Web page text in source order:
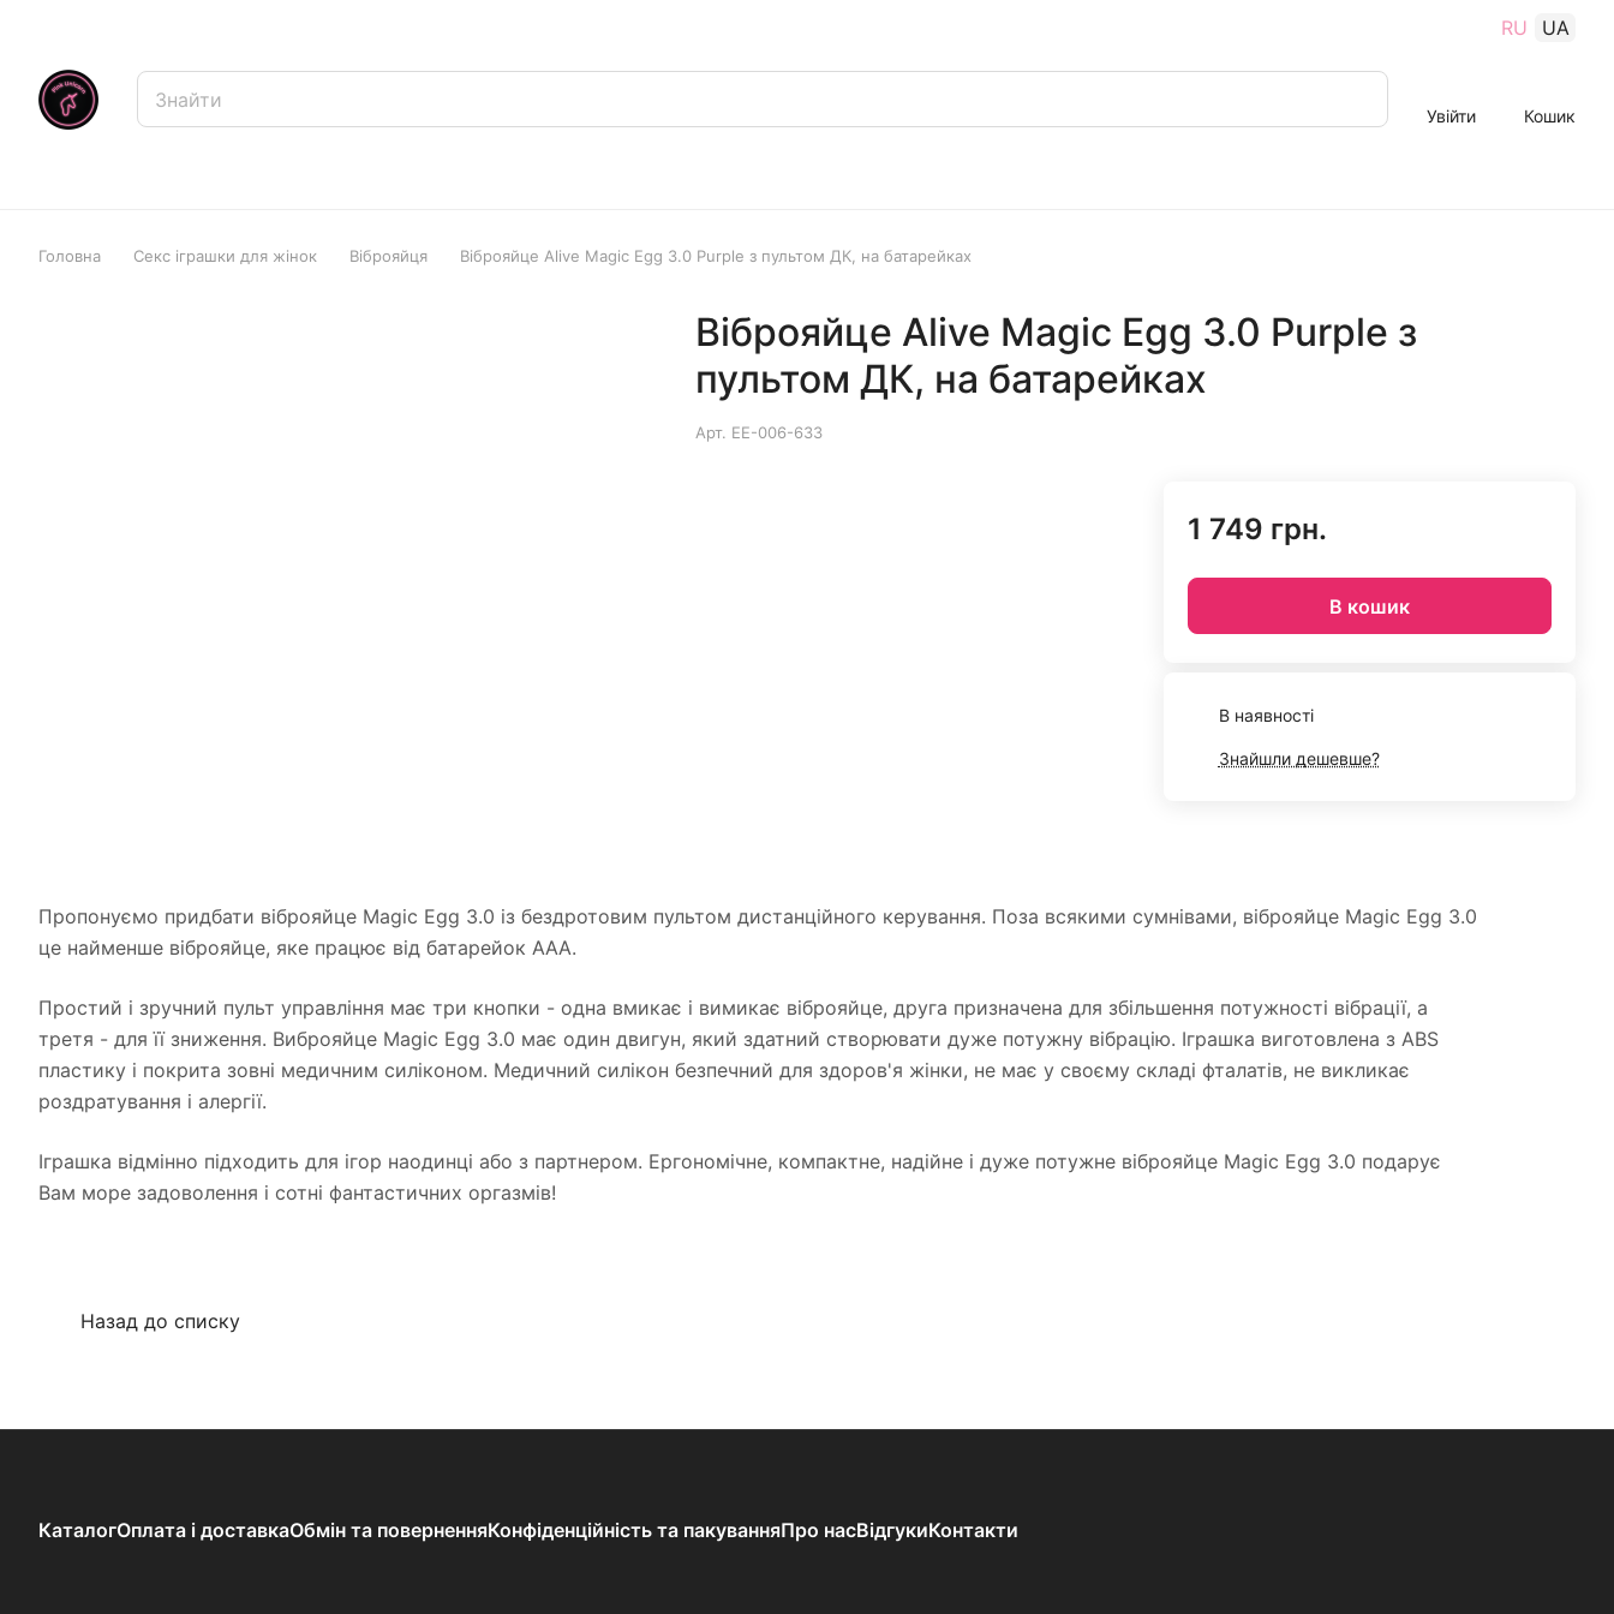
RU UA
Увійти Кошик
Головна Секс іграшки для жінок Віброяйця Віброяйце Alive Magic Egg 3.0 Purple з пультом ДК, на батарейках
Віброяйце Alive Magic Egg 3.0 Purple з
пультом ДК, на батарейках
Арт. EE-006-633
1 749 грн.
В кошик
В наявності
Знайшли дешевше?
Пропонуємо придбати віброяйце Magic Egg 3.0 із бездротовим пультом дистанційного керування. Поза всякими сумнівами, віброяйце Magic Egg 3.0
це найменше віброяйце, яке працює від батарейок ААА.
Простий і зручний пульт управління має три кнопки - одна вмикає і вимикає віброяйце, друга призначена для збільшення потужності вібрації, а
третя - для її зниження. Виброяйце Magic Egg 3.0 має один двигун, який здатний створювати дуже потужну вібрацію. Іграшка виготовлена ​​з ABS
пластику і покрита зовні медичним силіконом. Медичний силікон безпечний для здоров'я жінки, не має у своєму складі фталатів, не викликає
роздратування і алергії.
Іграшка відмінно підходить для ігор наодинці або з партнером. Ергономічне, компактне, надійне і дуже потужне віброяйце Magic Egg 3.0 подарує
Вам море задоволення і сотні фантастичних оргазмів!
Назад до списку
КаталогОплата і доставкаОбмін та поверненняКонфіденційність та пакуванняПро насВідгукиКонтакти